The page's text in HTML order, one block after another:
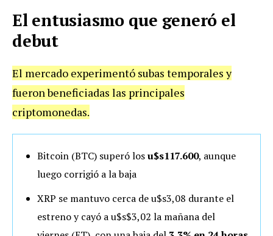
El entusiasmo que generó el
debut
El mercado experimentó subas temporales y
fueron beneficiadas las principales
criptomonedas.
Bitcoin (BTC) superó losu$s117.600, aunque
luego corrigió a la baja
XRP se mantuvo cerca de u$s3,08 durante el
estreno y cayó a u$s$3,02 la mañana del